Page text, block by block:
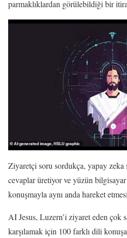
parmaklıklardan görülebildiği bir
Ziyaretçi soru sordukça, yapay zeka
cevaplar üretiyor ve yüzün
konuşmayla aynı anda hareket
AI Jesus, Luzern’i ziyaret eden çok
karşılamak için 100 farklı dili